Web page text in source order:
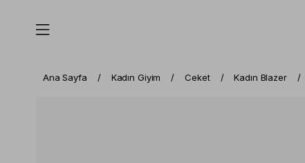
Ana Sayfa Kadın Giyim Ceket Kadın Blazer